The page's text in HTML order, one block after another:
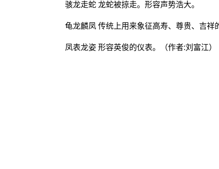
骇龙走蛇 龙蛇被掠走。形容声势浩大。
龟龙麟凤 传统上用来象征高寿、尊贵、吉祥
凤表龙姿 形容英俊的仪表。（作者:刘富江）